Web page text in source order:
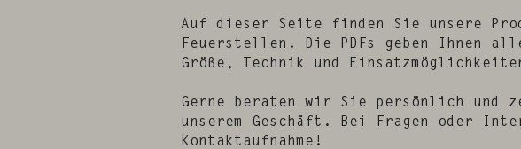
Auf dieser Seite finden Sie unsere
Feuerstellen. Die PDFs geben Ihnen
Größe, Technik und
Gerne beraten wir Sie persönlich und
unserem Geschäft. Bei Fragen oder
Kontaktaufnahme !